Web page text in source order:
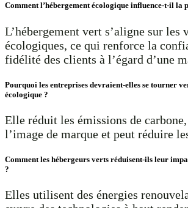
Comment l’hébergement écologique influence-t-il la
L’hébergement vert s’aligne sur les
écologiques, ce qui renforce la
fidélité des clients à l’égard d’une
Pourquoi les entreprises devraient-elles se tourner
écologique ?
Elle réduit les émissions de
l’image de marque et peut réduire
Comment les hébergeurs verts réduisent-ils leur
?
Elles utilisent des énergies